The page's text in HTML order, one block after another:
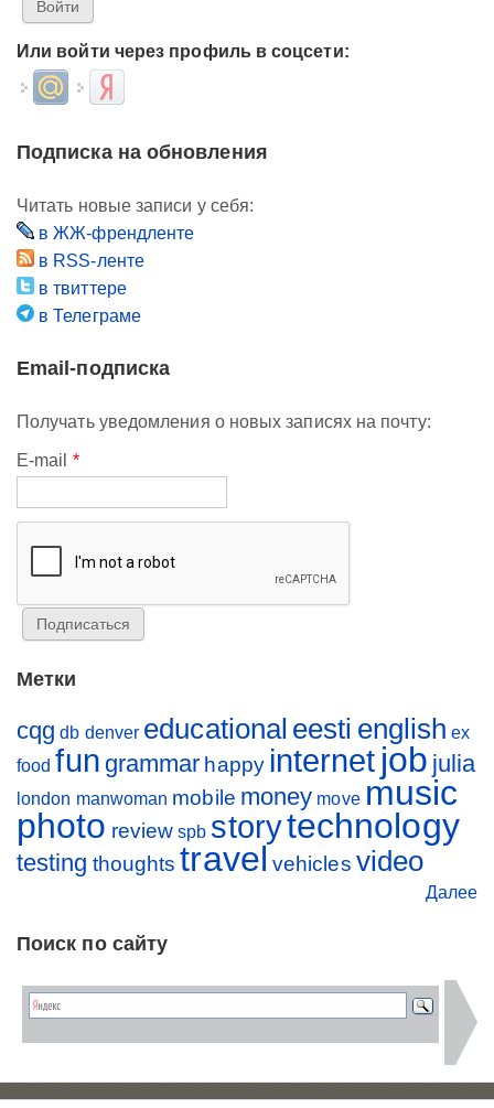
Или войти через профиль в соцсети:
Login with Mail.ruLogin with Яндекс
Подписка на обновления
Читать новые записи у себя:
в ЖЖ-френдленте
в RSS-ленте
в твиттере
в Телеграме
Email-подписка
Получать уведомления о новых записях на почту:
E-mail *
Метки
cqg db denver educational eesti english ex
food fun grammar happy internet job julia
london manwoman mobile money move music
photo review spb storytechnology
testing thoughts travel vehicles video
Далее
Поиск по сайту